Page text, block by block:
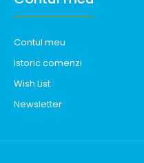
Contul meu
Istoric comenzi
Wish List
Newsletter